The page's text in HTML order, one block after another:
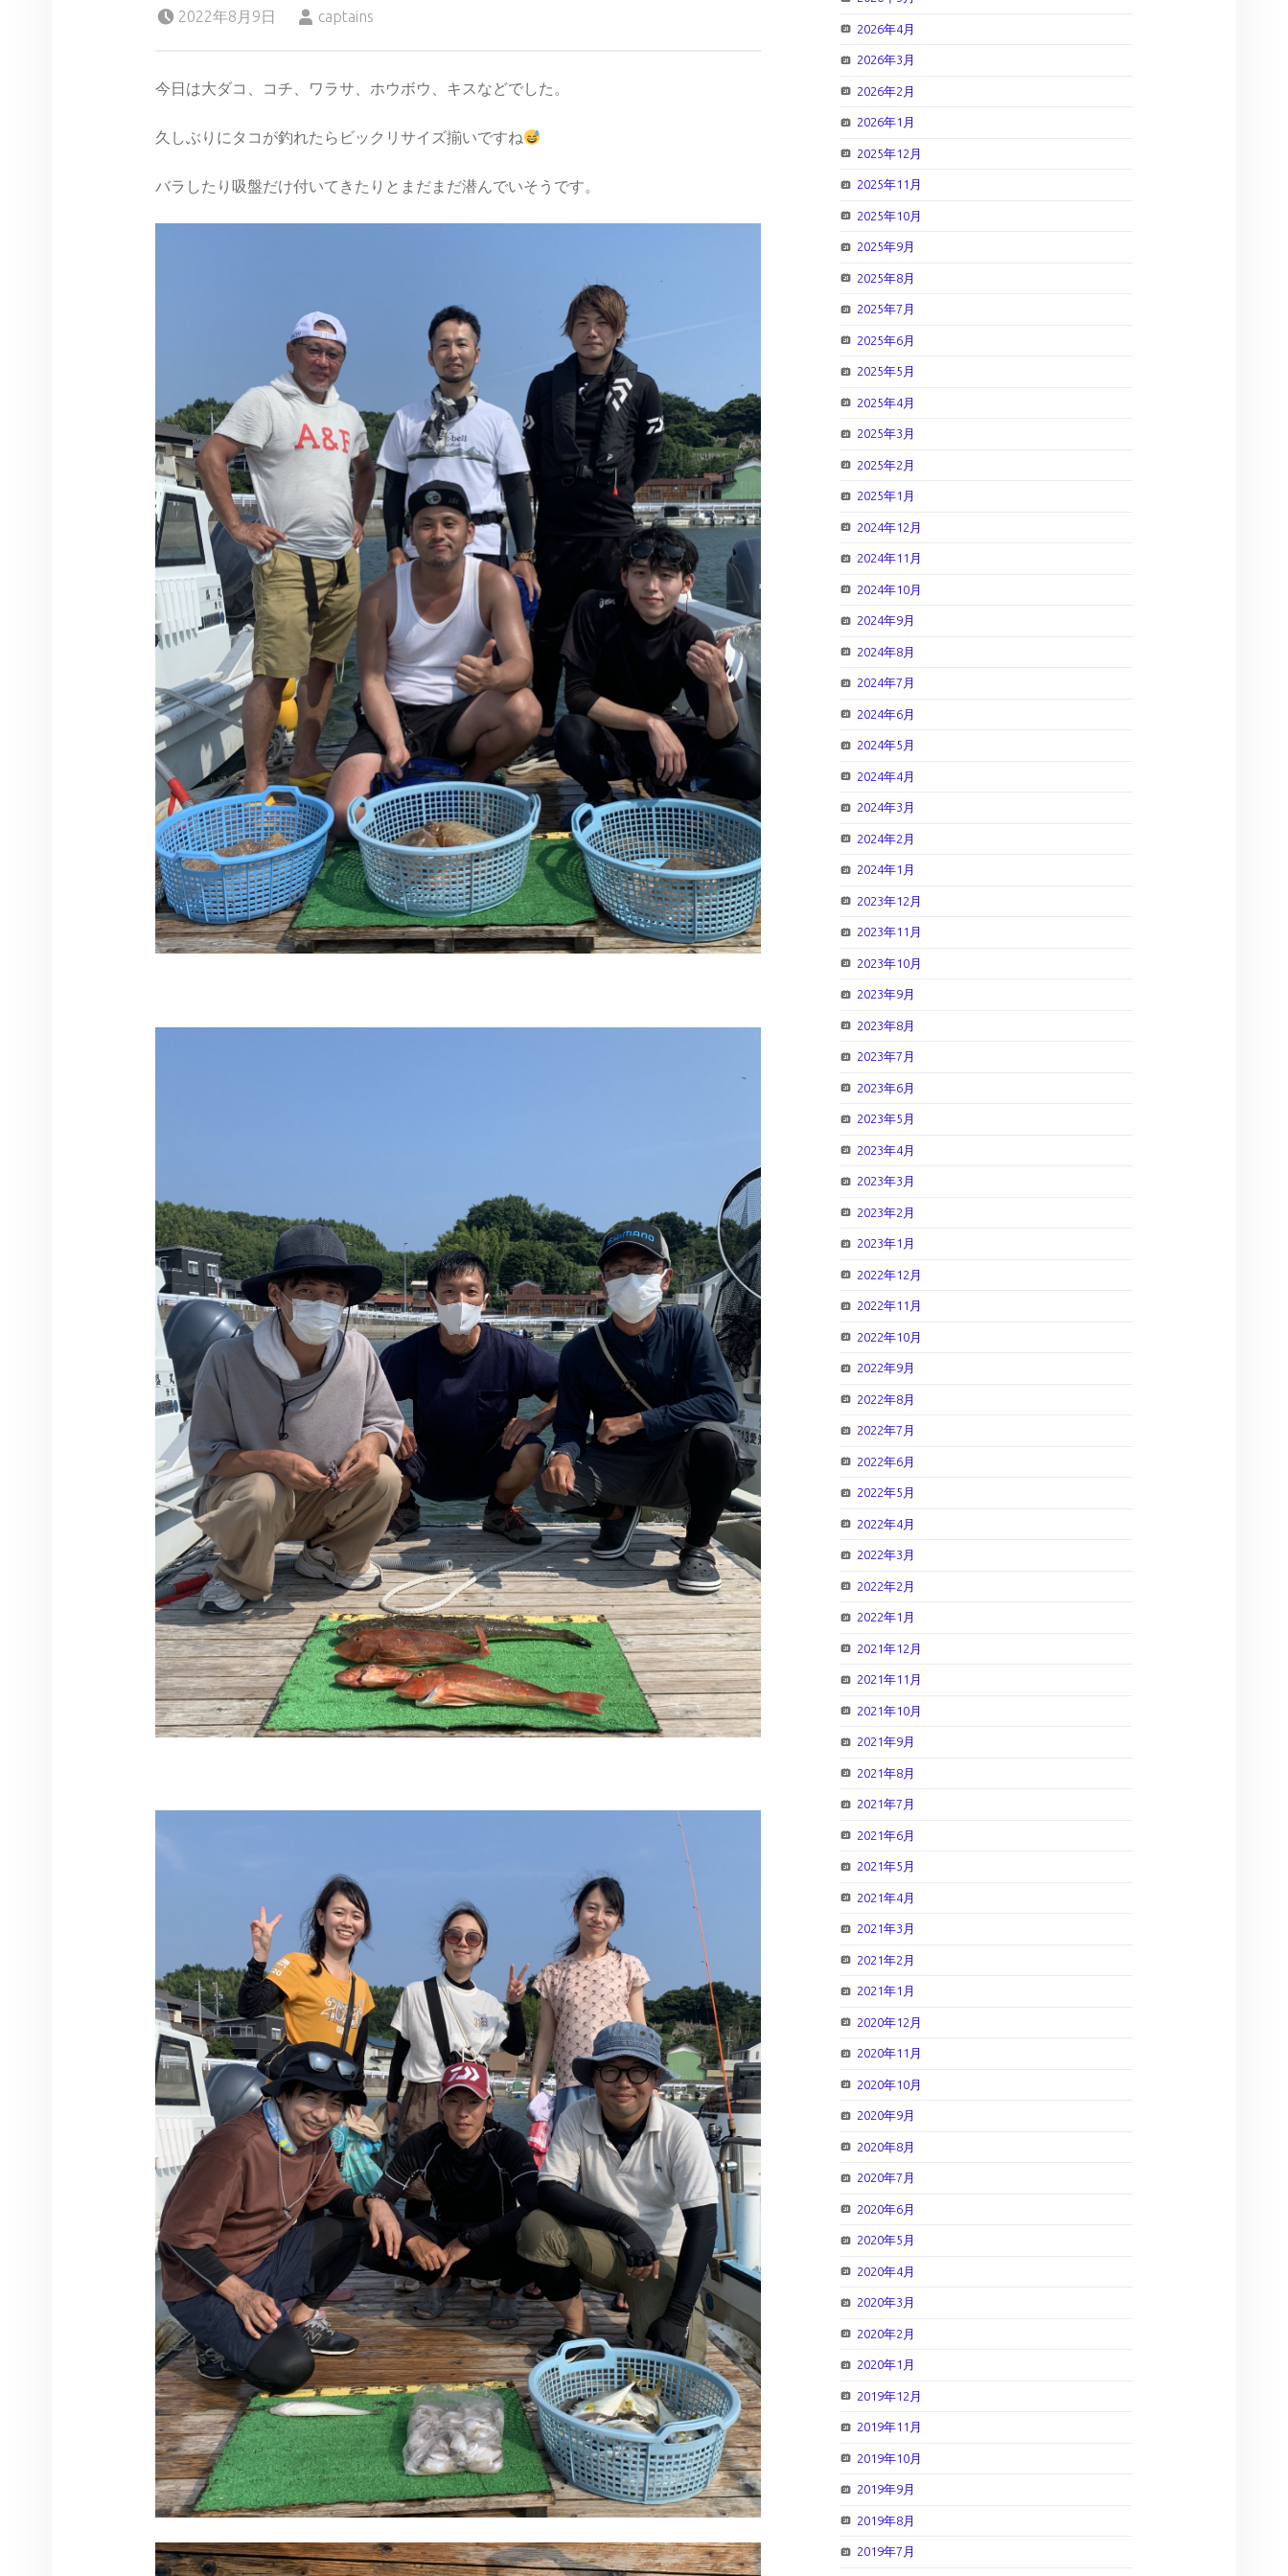
2022年8月9日
captains
今日は大ダコ、コチ、ワラサ、ホウボウ、キスなどでした。
久しぶりにタコが釣れたらビックリサイズ揃いですね
バラしたり吸盤だけ付いてきたりとまだまだ潜んでいそうです。
2026年4月
2026年3月
2026年2月
2026年1月
2025年12月
2025年11月
2025年10月
2025年9月
2025年8月
2025年7月
2025年6月
2025年5月
2025年4月
2025年3月
2025年2月
2025年1月
2024年12月
2024年11月
2024年10月
2024年9月
2024年8月
2024年7月
2024年6月
2024年5月
2024年4月
2024年3月
2024年2月
2024年1月
2023年12月
2023年11月
2023年10月
2023年9月
2023年8月
2023年7月
2023年6月
2023年5月
2023年4月
2023年3月
2023年2月
2023年1月
2022年12月
2022年11月
2022年10月
2022年9月
2022年8月
2022年7月
2022年6月
2022年5月
2022年4月
2022年3月
2022年2月
2022年1月
2021年12月
2021年11月
2021年10月
2021年9月
2021年8月
2021年7月
2021年6月
2021年5月
2021年4月
2021年3月
2021年2月
2021年1月
2020年12月
2020年11月
2020年10月
2020年9月
2020年8月
2020年7月
2020年6月
2020年5月
2020年4月
2020年3月
2020年2月
2020年1月
2019年12月
2019年11月
2019年10月
2019年9月
2019年8月
2019年7月